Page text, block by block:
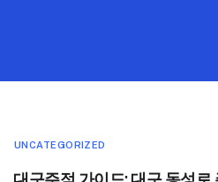
UNCATEGORIZED